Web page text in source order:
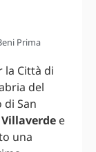
Prima
la Città di
del
San
e
una